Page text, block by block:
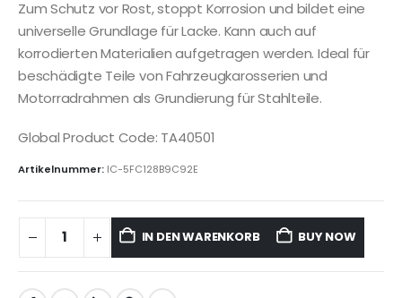
Zum Schutz vor Rost, stoppt Korrosion und bildet eine
universelle Grundlage für Lacke. Kann auch auf
korrodierten Materialien aufgetragen werden. Ideal für
beschädigte Teile von Fahrzeugkarosserien und
Motorradrahmen als Grundierung für Stahlteile.
Global Product Code: TA40501
Artikelnummer: IC-5FC128B9C92E
IN DEN WARENKORB BUY NOW